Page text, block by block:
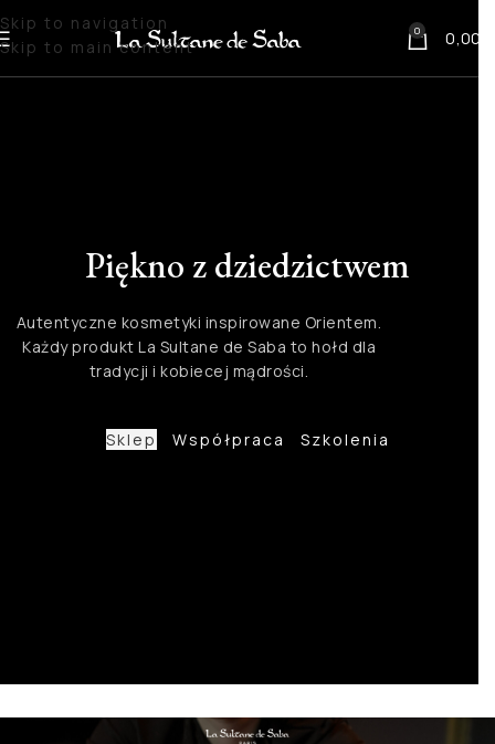
Skip to navigation
Skip to main content
0 0,00
Piękno z dziedzictwem
Autentyczne kosmetyki inspirowane Orientem.
Każdy produkt La Sultane de Saba to hołd dla
tradycji i kobiecej mądrości.
Sklep Współpraca Szkolenia